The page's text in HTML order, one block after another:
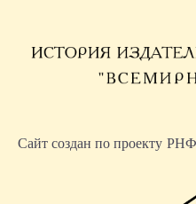
Сайт создан по проекту